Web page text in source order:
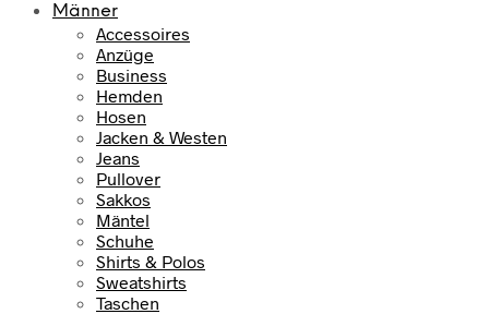
Männer
Accessoires
Anzüge
Business
Hemden
Hosen
Jacken & Westen
Jeans
Pullover
Sakkos
Mäntel
Schuhe
Shirts & Polos
Sweatshirts
Taschen